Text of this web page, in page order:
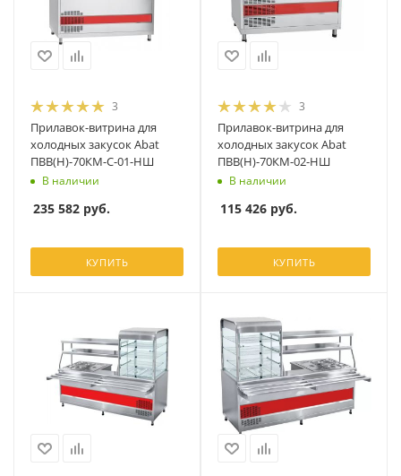
3
Прилавок-витрина для
холодных закусок Abat
ПВВ(Н)-70КМ-С-01-НШ
В наличии
235 582 руб.
КУПИТЬ
3
Прилавок-витрина для
холодных закусок Abat
ПВВ(Н)-70КМ-02-НШ
В наличии
115 426 руб.
КУПИТЬ